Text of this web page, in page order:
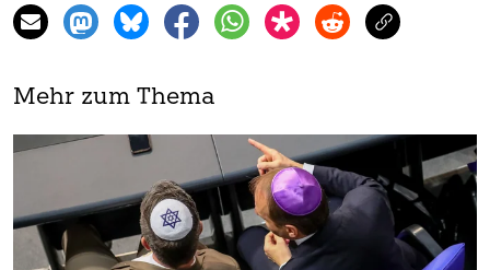
Mehr zum Thema